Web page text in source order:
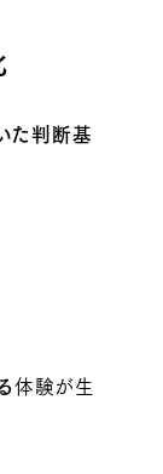
た判断基
体験が生